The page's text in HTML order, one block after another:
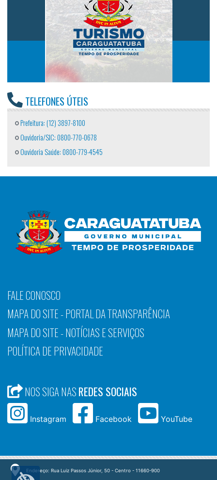
TELEFONES ÚTEIS
Prefeitura: (12) 3897-8100
Ouvidoria/SIC: 0800-770-0678
Ouvidoria Saúde: 0800-779-4545
FALE CONOSCO
MAPA DO SITE - PORTAL DA TRANSPARÊNCIA
MAPA DO SITE - NOTÍCIAS E SERVIÇOS
POLÍTICA DE PRIVACIDADE
NOS SIGA NASREDES SOCIAIS
Instagram Facebook YouTube
Endereço: Rua Luiz Passos Júnior, 50 - Centro - 11660-900